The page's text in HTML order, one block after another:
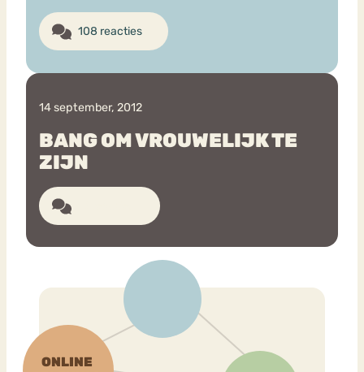
108 reacties
14 september, 2012
BANG OM VROUWELIJK TE
ZIJN